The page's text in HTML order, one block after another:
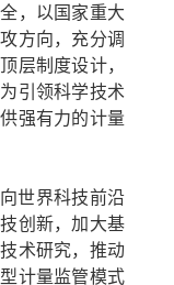
，以国家重大
方向，充分调
层制度设计，
引领科学技术
强有力的计量
世界科技前沿
创新，加大基
术研究，推动
计量监管模式